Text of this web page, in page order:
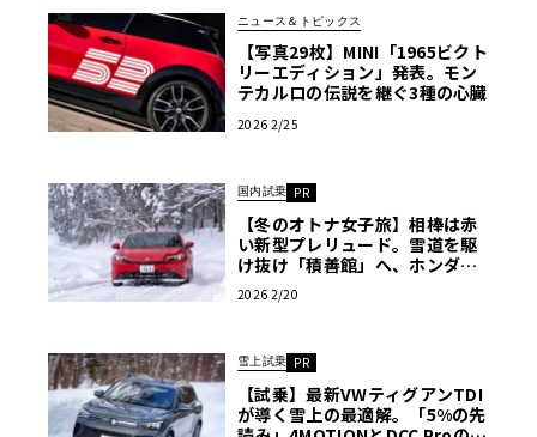
ニュース＆トピックス
【写真29枚】MINI「1965ビクト
リーエディション」発表。モン
テカルロの伝説を継ぐ3種の心臓
2026 2/25
国内試乗 PR
【冬のオトナ女子旅】相棒は赤
い新型プレリュード。雪道を駆
け抜け「積善館」へ、ホンダ最
新の“非日常”を走る〈PR〉
2026 2/20
雪上試乗 PR
【試乗】最新VWティグアンTDI
が導く雪上の最適解。「5%の先